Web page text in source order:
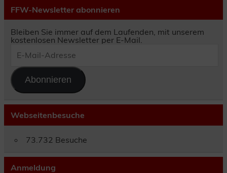
FFW-Newsletter abonnieren
Bleiben Sie immer auf dem Laufenden, mit unserem
kostenlosen Newsletter per E-Mail.
Mail-
Abonnieren
Webseitenbesuche
73.732 Besuche
Anmeldung